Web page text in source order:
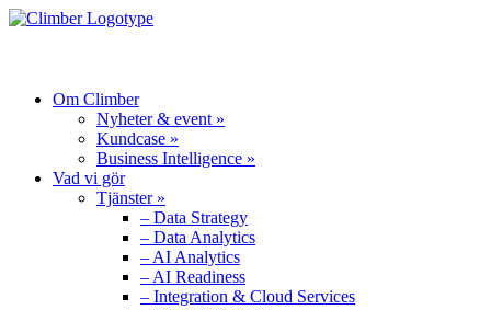
Om Climber
Nyheter & event »
Kundcase »
Business Intelligence »
Vad vi gör
Tjänster »
– Data Strategy
– Data Analytics
– AI Analytics
– AI Readiness
– Integration & Cloud Services